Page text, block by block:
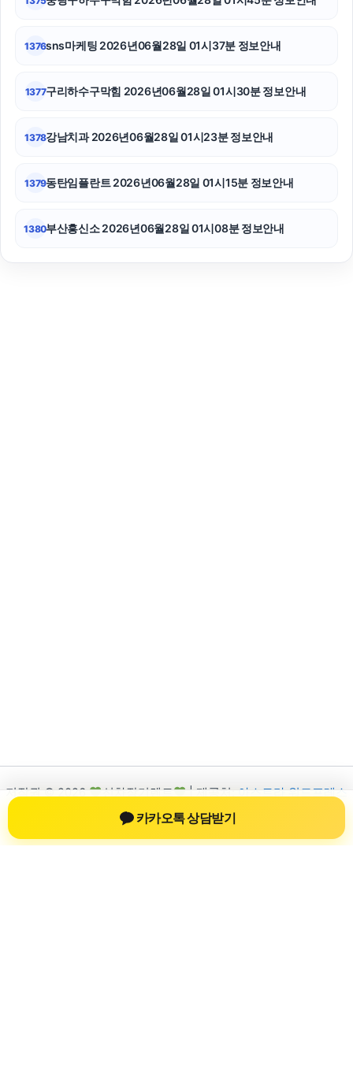
1376sns마케팅 2026년06월28일 01시37분 정보안내
1377구리하수구막힘 2026년06월28일 01시30분 정보안내
1378강남치과 2026년06월28일 01시23분 정보안내
1379동탄임플란트 2026년06월28일 01시15분 정보안내
1380부산흥신소 2026년06월28일 01시08분 정보안내
저작권 © 2026 신차장기렌트 | 제공처:
아스트라 워드프레스
테마
카카오톡 상담받기